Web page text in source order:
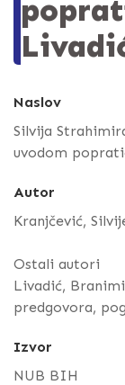
Naslov
Silvija
uvodom
Autor
Kranjčević,
Ostali autori
Livadić,
predgovora,
Izvor
NUB BIH